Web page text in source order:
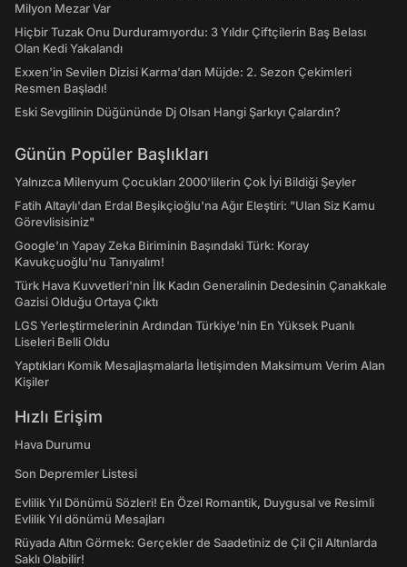
Milyon Mezar Var
Hiçbir Tuzak Onu Durduramıyordu: 3 Yıldır Çiftçilerin Baş Belası
Olan Kedi Yakalandı
Exxen'in Sevilen Dizisi Karma'dan Müjde: 2. Sezon Çekimleri
Resmen Başladı!
Eski Sevgilinin Düğününde Dj Olsan Hangi Şarkıyı Çalardın?
Günün Popüler Başlıkları
Yalnızca Milenyum Çocukları 2000'lilerin Çok İyi Bildiği Şeyler
Fatih Altaylı'dan Erdal Beşikçioğlu'na Ağır Eleştiri: "Ulan Siz Kamu
Görevlisisiniz"
Google'ın Yapay Zeka Biriminin Başındaki Türk: Koray
Kavukçuoğlu'nu Tanıyalım!
Türk Hava Kuvvetleri'nin İlk Kadın Generalinin Dedesinin Çanakkale
Gazisi Olduğu Ortaya Çıktı
LGS Yerleştirmelerinin Ardından Türkiye'nin En Yüksek Puanlı
Liseleri Belli Oldu
Yaptıkları Komik Mesajlaşmalarla İletişimden Maksimum Verim Alan
Kişiler
Hızlı Erişim
Hava Durumu
Son Depremler Listesi
Evlilik Yıl Dönümü Sözleri! En Özel Romantik, Duygusal ve Resimli
Evlilik Yıl dönümü Mesajları
Rüyada Altın Görmek: Gerçekler de Saadetiniz de Çil Çil Altınlarda
Saklı Olabilir!